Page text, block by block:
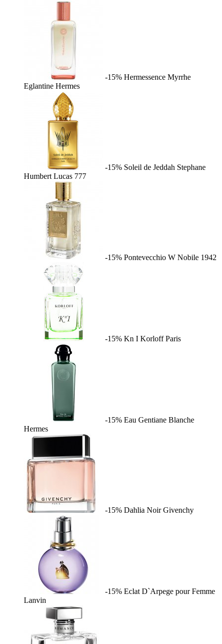
-15% Hermessence Myrrhe
Eglantine Hermes
-15% Soleil de Jeddah Stephane
Humbert Lucas 777
-15% Pontevecchio W Nobile 1942
-15% Kn I Korloff Paris
-15% Eau Gentiane Blanche
Hermes
-15% Dahlia Noir Givenchy
-15% Eclat D`Arpege pour Femme
Lanvin